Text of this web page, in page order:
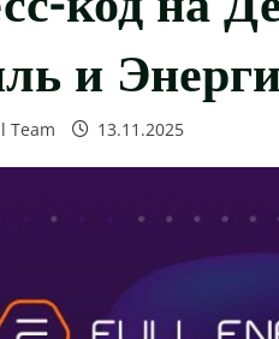
и
Team 13.11.2025